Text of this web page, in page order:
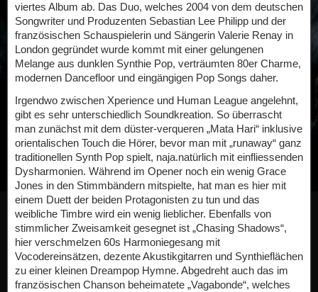
viertes Album ab. Das Duo, welches 2004 von dem deutschen
Songwriter und Produzenten Sebastian Lee Philipp und der
französischen Schauspielerin und Sängerin Valerie Renay in
London gegründet wurde kommt mit einer gelungenen
Melange aus dunklen Synthie Pop, verträumten 80er Charme,
modernen Dancefloor und eingängigen Pop Songs daher.
Irgendwo zwischen Xperience und Human League angelehnt,
gibt es sehr unterschiedlich Soundkreation. So überrascht
man zunächst mit dem düster-verqueren „Mata Hari“ inklusive
orientalischen Touch die Hörer, bevor man mit „runaway“ ganz
traditionellen Synth Pop spielt, naja.natürlich mit einfliessenden
Dysharmonien. Während im Opener noch ein wenig Grace
Jones in den Stimmbändern mitspielte, hat man es hier mit
einem Duett der beiden Protagonisten zu tun und das
weibliche Timbre wird ein wenig lieblicher. Ebenfalls von
stimmlicher Zweisamkeit gesegnet ist „Chasing Shadows“,
hier verschmelzen 60s Harmoniegesang mit
Vocodereinsätzen, dezente Akustikgitarren und Synthieflächen
zu einer kleinen Dreampop Hymne. Abgedreht auch das im
französischen Chanson beheimatete „Vagabonde“, welches